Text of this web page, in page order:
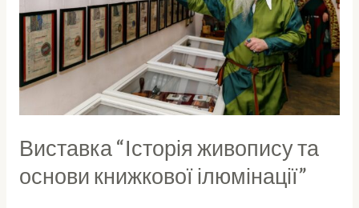
Виставка “Історія живопису та
основи книжкової ілюмінації”
книжкової
ілюмінації”